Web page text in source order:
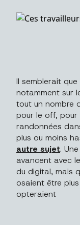
Il semblerait
notamment sur
tout un nombre
pour le off, pour
randonnées
plus ou moins
autre sujet.
avancent avec
du digital, mais
osaient être
opteraient